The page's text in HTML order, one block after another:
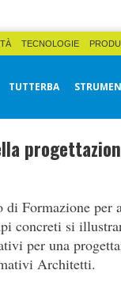
TECNOLOGIE
TUTTERBA
Formazione per
concreti si
per una
Architetti.